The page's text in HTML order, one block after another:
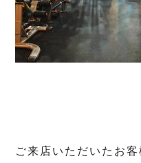
ご来店いただいたお